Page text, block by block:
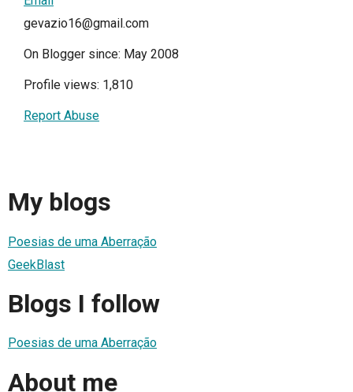
gevazio16@gmail.com
On Blogger since: May 2008
Profile views: 1,810
Report Abuse
My blogs
Poesias de uma Aberração
GeekBlast
Blogs I follow
Poesias de uma Aberração
About me